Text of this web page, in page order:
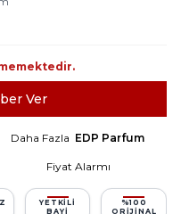
Ver
Daha Fazla EDP Parfum
Fiyat Alarmı
YETKILI
BAYI
%100
ORIJINAL